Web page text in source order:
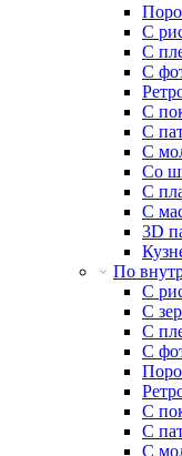
С
С
С
С
С
С
Со
С
С
3D
По
С
С
С
С
С
С
С